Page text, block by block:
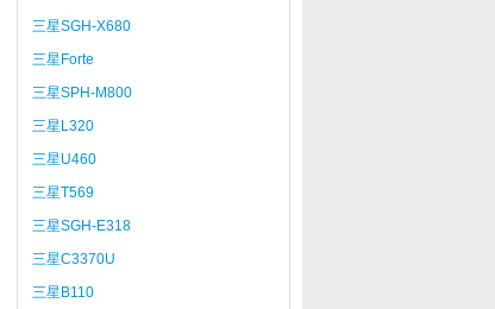
三星SGH-X680
三星Forte
三星SPH-M800
三星L320
三星U460
三星T569
三星SGH-E318
三星C3370U
三星B110